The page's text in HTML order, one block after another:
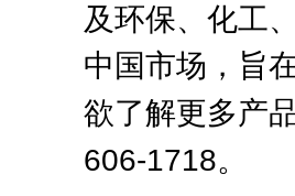
及环保、化工
中国市场，旨
欲了解更多产
606-1718。